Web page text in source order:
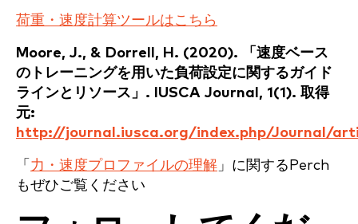
荷重・速度計算ツールはこちら
Moore, J., & Dorrell, H. (2020). 「速度ベース
のトレーニングを用いた負荷設定に関するガイド
ラインとリソース」. IUSCA Journal, 1(1). 取得
元:
http://journal.iusca.org/index.php/Journal/
「 力・速度プロファイルの理解 」に関するPerch
もぜひご覧ください